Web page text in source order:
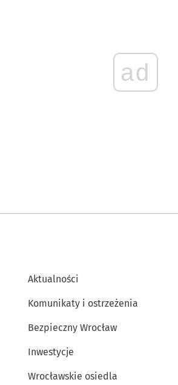
ad
Aktualności
Komunikaty i ostrzeżenia
Bezpieczny Wrocław
Inwestycje
Wrocławskie osiedla